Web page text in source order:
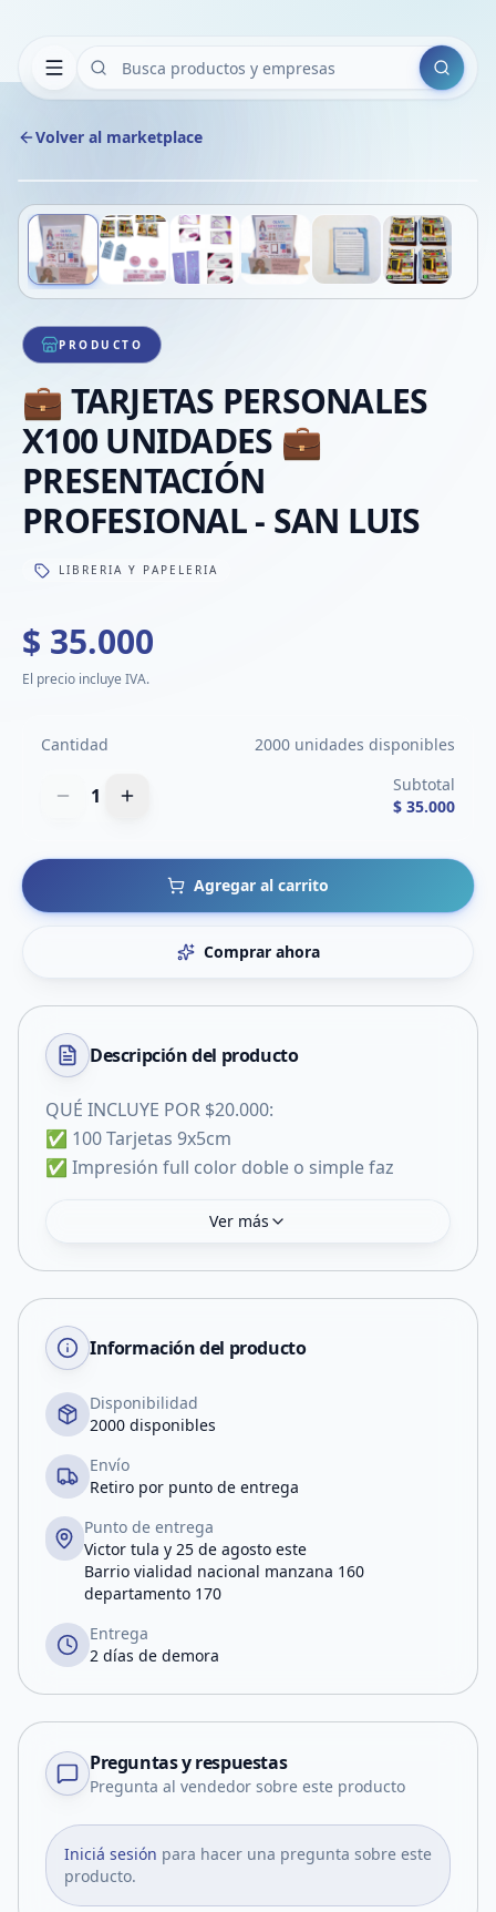
Buscar
Volver al marketplace
VER
1/6
PRODUCTO
💼 TARJETAS PERSONALES
X100 UNIDADES 💼
PRESENTACIÓN
PROFESIONAL - SAN LUIS
LIBRERIA Y PAPELERIA
$ 35.000
El precio incluye IVA.
Cantidad 2000 unidades disponibles
1
Subtotal
$ 35.000
Agregar al carrito
Comprar ahora
Descripción del producto
QUÉ INCLUYE POR $20.000:
✅ 100 Tarjetas 9x5cm
✅ Impresión full color doble o simple faz
Ver más
Información del producto
Disponibilidad
2000 disponibles
Envío
Retiro por punto de entrega
Punto de entrega
Victor tula y 25 de agosto este
Barrio vialidad nacional manzana 160
departamento 170
Entrega
2 días de demora
Preguntas y respuestas
Pregunta al vendedor sobre este producto
Iniciá sesión para hacer una pregunta sobre este
producto.